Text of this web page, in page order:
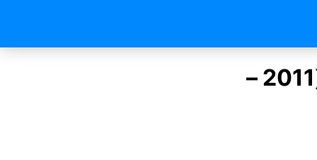
الدور القطري العسكري في الصراع الليبي (2011 –